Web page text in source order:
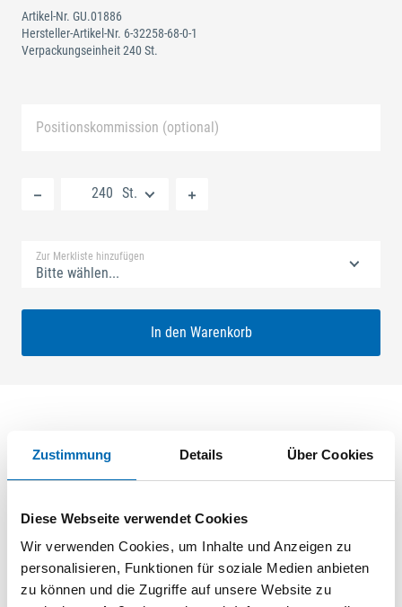
Zustimmung Details Über Cookies
Diese Webseite verwendet Cookies
Wir verwenden Cookies, um Inhalte und Anzeigen zu
personalisieren, Funktionen für soziale Medien anbieten
zu können und die Zugriffe auf unsere Website zu
Artikel-Nr. GU.01886
Hersteller-Artikel-Nr. 6-32258-68-0-1
Verpackungseinheit 240 St.
Positionskommission (optional)
St.
Zur Merkliste hinzufügen
Bitte wählen...
In den Warenkorb
Produktbeschreibung
Flachstulp 16x2,5mm L:2040,0mm Eckig Maße: A1 772,0mm